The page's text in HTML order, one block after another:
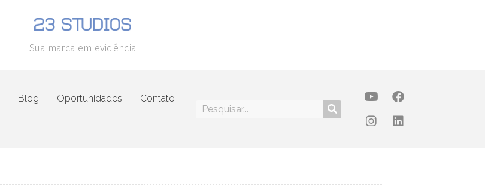
Sua marca em evidência
Blog Oportunidades Contato